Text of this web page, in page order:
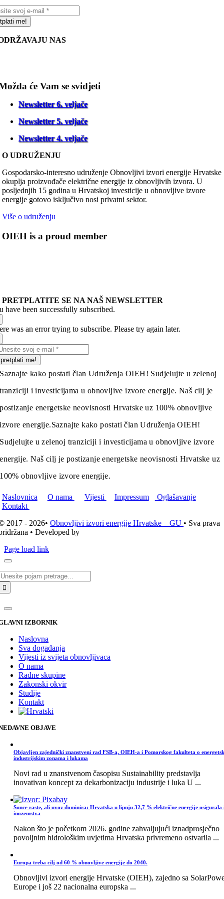
me!
NAS
će Vam se svidjeti
Newsletter 6. veljače
Newsletter 5. veljače
Newsletter 4. veljače
O UDRUŽENJU
Gospodarsko-interesno udruženje Obnovljivi izvori energije Hrvatske
okuplja proizvođače električne energije iz obnovljivih izvora. U
posljednjih 15 godina u Hrvatskoj investicije u obnovljive izvore
energije gotovo isključivo nosi privatni sektor.
Više o udruženju
OIEH is a proud member
PRETPLATITE SE NA NAŠ NEWSLETTER
have been successfully subscribed.
was an error trying to subscribe. Please try again later.
pretplati me!
Saznajte kako postati član Udruženja OIEH! Sudjelujte u zelenoj
tranziciji i investicijama u obnovljive izvore energije. Naš cilj je
postizanje energetske neovisnosti Hrvatske uz 100% obnovljive
izvore energije.Saznajte kako postati član Udruženja OIEH!
Sudjelujte u zelenoj tranziciji i investicijama u obnovljive izvore
energije. Naš cilj je postizanje energetske neovisnosti Hrvatske uz
100% obnovljive izvore energije.
Naslovnica O nama Vijesti Impressum
Oglašavanje
Kontakt
2017 - 2026•Obnovljivi izvori energije Hrvatske – GU • Sva prava
• Developed by
Page load link
IZBORNIK
Naslovna
Sva događanja
Vijesti iz svijeta obnovljivaca
O nama
Radne skupine
Zakonski okvir
Studije
Kontakt
OBJAVE
Objavljen zajednički znanstveni rad FSB-a, OIEH-a i Pomorskog fakulteta o
industrijskim zonama i lukama
Novi rad u znanstvenom časopisu Sustainability predstavlja
inovativan koncept za dekarbonizaciju industrije i luka U ...
Sunce raste, ali uvoz dominira: Hrvatska u lipnju 32,7 % električne energije osigurala
inozemstva
Nakon što je početkom 2026. godine zahvaljujući iznadprosječno
povoljnim hidrološkim uvjetima Hrvatska privremeno ostvarila ...
Europa treba cilj od 60 % obnovljive energije do 2040.
Obnovljivi izvori energije Hrvatske (OIEH), zajedno sa
Europe i još 22 nacionalna europska ...